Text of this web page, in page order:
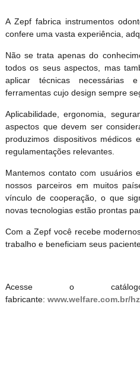
A Zepf fabrica instrumentos
confere uma vasta experiência,
Não se trata apenas do
todos os seus aspectos, mas
aplicar técnicas necessárias
ferramentas cujo design sempre
Aplicabilidade, ergonomia,
aspectos que devem ser
produzimos dispositivos médicos
regulamentações relevantes.
Mantemos contato com usuários
nossos parceiros em muitos
vínculo de cooperação, o que
novas tecnologias estão prontas
Com a Zepf você recebe
trabalho e beneficiam seus
Acesse o
fabricante: www.welfare.com.br/